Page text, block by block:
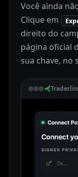
Você ainda
Clique em
direito do
página oficial
sua chave, no